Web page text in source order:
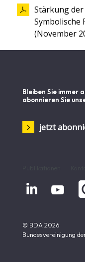
Stärkung
Symbolische
(November
Bleiben Sie immer
abonnieren Sie
jetzt
 
© BDA 2026
Bundesvereinigung